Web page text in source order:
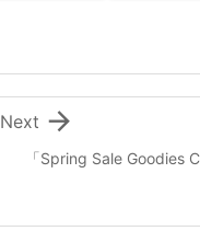
「Spring Sale Goodies

Next